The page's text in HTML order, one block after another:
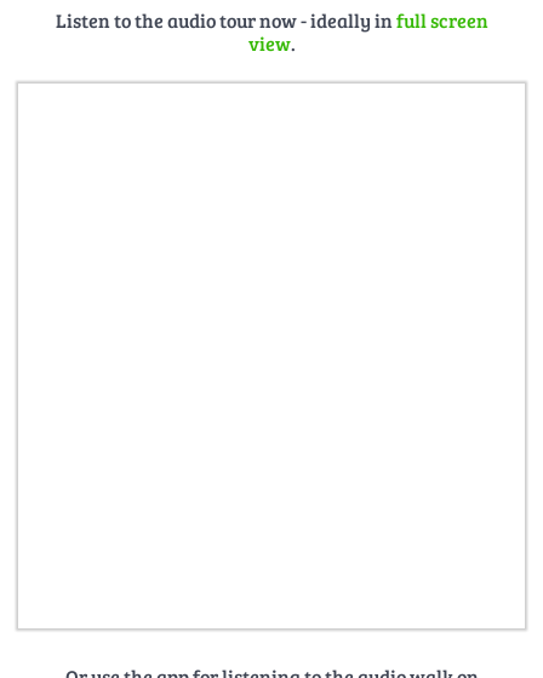
Listen to the audio tour now - ideally infull screen
view.